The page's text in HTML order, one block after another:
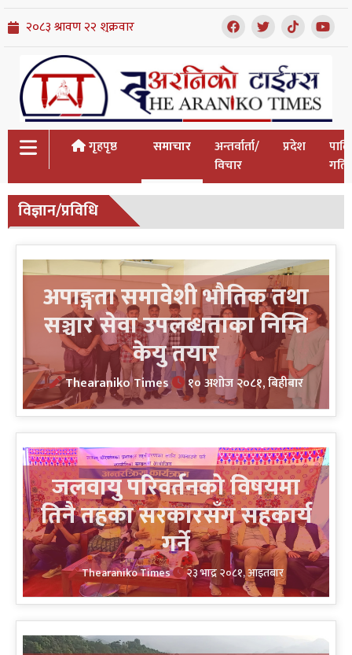
गृहपृष्ठ समाचार
अन्तर्वार्ता/
विचार
प्रदेश
विज्ञान/प्रविधि
अपाङ्गता समावेशी भौतिक तथा
सञ्चार सेवा उपलब्धताका निम्ति
केयु तयार
Thearaniko Times १० अशोज २०८१, बिहीबार
जलवायु परिवर्तनको विषयमा
तिनै तहका सरकारसँग सहकार्य
गर्ने
Thearaniko Times २३ भाद्र २०८१, आइतबार